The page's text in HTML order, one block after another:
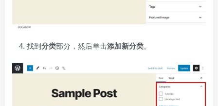
找到 分类部分，然后单击添加新分类。